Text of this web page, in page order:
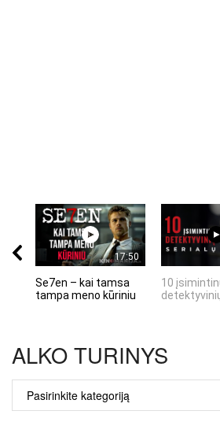
17:50
Se7en – kai tamsa
tampa meno kūriniu
10
ALKO TURINYS
ALKO
TURINYS